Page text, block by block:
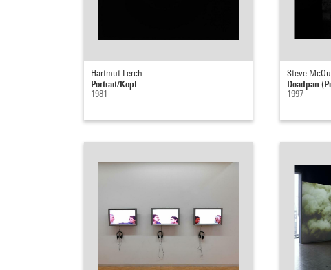
Hartmut Lerch
Portrait/Kopf
1981
Steve
Deadpan
1997